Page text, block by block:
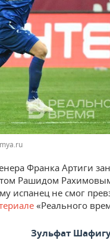
Франка Артиги
Рашидом
испанец не смог
«Реального
Зульфат